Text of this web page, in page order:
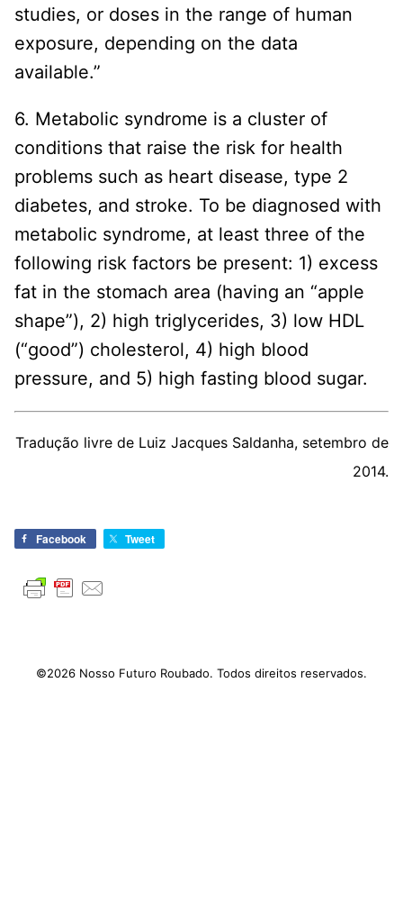
studies, or doses in the range of human
exposure, depending on the data
available.”
6. Metabolic syndrome is a cluster of
conditions that raise the risk for health
problems such as heart disease, type 2
diabetes, and stroke. To be diagnosed with
metabolic syndrome, at least three of the
following risk factors be present: 1) excess
fat in the stomach area (having an “apple
shape”), 2) high triglycerides, 3) low HDL
(“good”) cholesterol, 4) high blood
pressure, and 5) high fasting blood sugar.
Tradução livre de Luiz Jacques Saldanha, setembro de
2014.
Facebook Tweet
©2026 Nosso Futuro Roubado. Todos direitos reservados.